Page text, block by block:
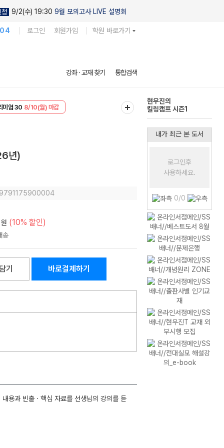
청 9/2(수) 19:30 9월 모의고사 LIVE 설명회
로그인 회원가입 학원 바로가기
강좌 · 교재 찾기 통합검색
미엄 30 8/10(월) 마감
다채로운 난도
실전 모의고사
년)
9791175900004
원 (10% 할인)
기 바로결제하기
용과 빈출ㆍ핵심 자료를 선생님의 강의를 듣
내가 최근 본 도서
로그인후
사용하세요.
0/0